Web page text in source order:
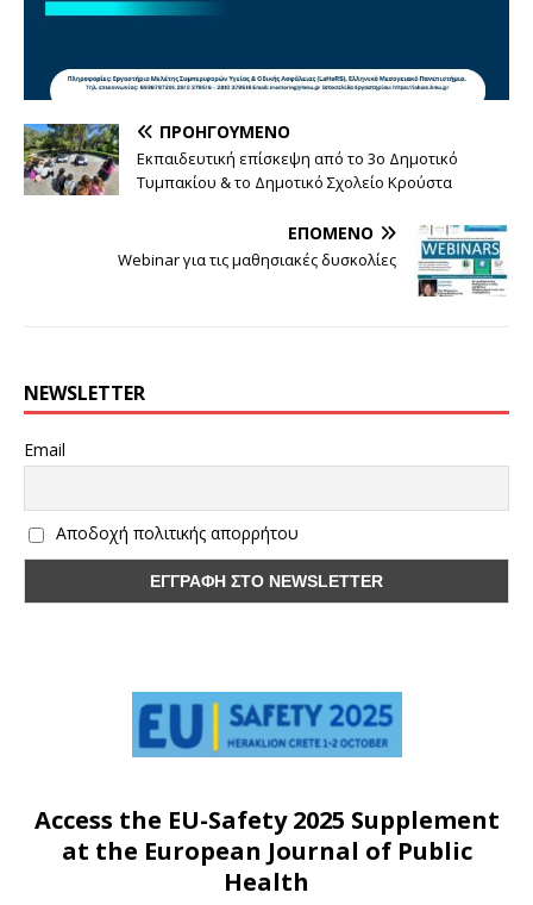
ΠΡΟΗΓΟΎΜΕΝΟ
Εκπαιδευτική επίσκεψη από το 3ο Δημοτικό
Τυμπακίου & το Δημοτικό Σχολείο Κρούστα
ΕΠΌΜΕΝΟ
Webinar για τις μαθησιακές δυσκολίες
NEWSLETTER
Email
Αποδοχή πολιτικής απορρήτου
Access the EU-Safety 2025 Supplement
at the European Journal of Public
Health